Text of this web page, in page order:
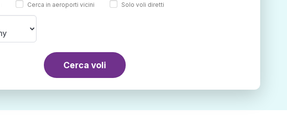
Cerca in aeroporti vicini Solo voli diretti
Cerca voli